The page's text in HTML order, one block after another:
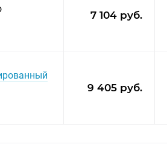
7 104 руб.
9 405 руб.